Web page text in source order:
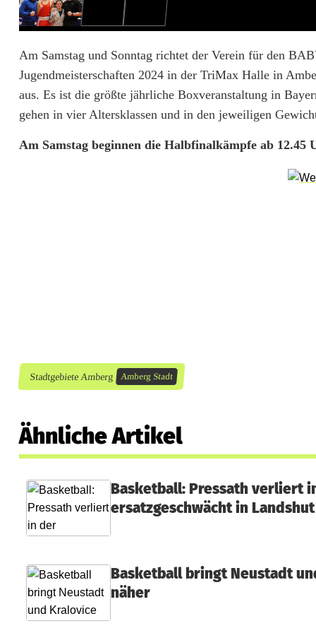
x
e
n
m
n
m
b
e
g
Am Samstag und Sonntag richtet der Verein für den
Jugendmeisterschaften 2024 in der TriMax Halle in
aus. Es ist die größte jährliche Boxveranstaltung in
gehen in vier Altersklassen und in den jeweiligen
Am Samstag beginnen die Halbfinalkämpfe ab 12.45
Stadtgebiete Amberg Amberg Stadt
Ähnliche Artikel
Basketball: Pressath verliert
ersatzgeschwächt in Landshut
Basketball bringt Neustadt
näher